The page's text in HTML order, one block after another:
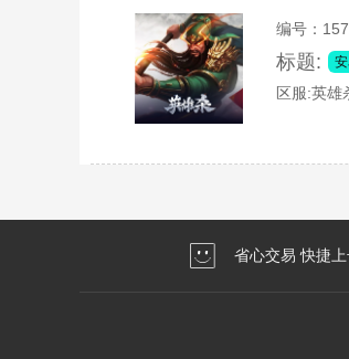
编号：
标题:
区服:英雄
省心交易 快捷